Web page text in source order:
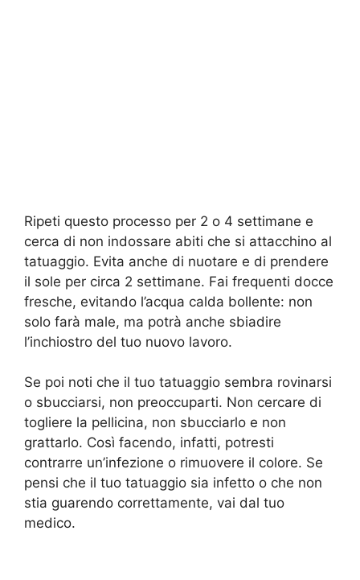
Ripeti questo processo per 2 o 4 settimane e
cerca di non indossare abiti che si attacchino al
tatuaggio. Evita anche di nuotare e di prendere
il sole per circa 2 settimane. Fai frequenti docce
fresche, evitando l’acqua calda bollente: non
solo farà male, ma potrà anche sbiadire
l’inchiostro del tuo nuovo lavoro.
Se poi noti che il tuo tatuaggio sembra rovinarsi
o sbucciarsi, non preoccuparti. Non cercare di
togliere la pellicina, non sbucciarlo e non
grattarlo. Così facendo, infatti, potresti
contrarre un’infezione o rimuovere il colore. Se
pensi che il tuo tatuaggio sia infetto o che non
stia guarendo correttamente, vai dal tuo
medico.